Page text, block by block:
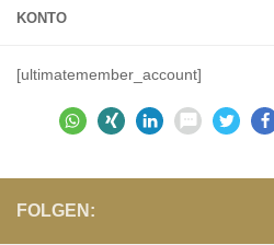
KONTO
[ultimatemember_account]
FOLGEN: